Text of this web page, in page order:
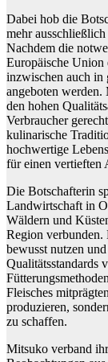
Dabei hob die
mehr
Nachdem die
Europäische Union
inzwischen auch in
angeboten werden.
den hohen
Verbraucher
kulinarische
hochwertige
für einen vertieften
Die Botschafterin
Landwirtschaft in
Wäldern und
Region verbunden.
bewusst nutzen
Qualitätsstandards
Fleisches
produzieren,
zu schaffen.
Mitsuko verband